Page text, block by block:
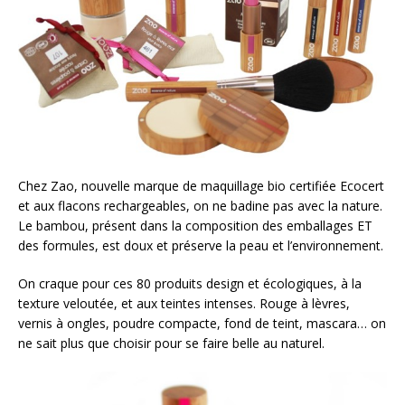
Chez Zao, nouvelle marque de maquillage bio certifiée Ecocert
et aux flacons rechargeables, on ne badine pas avec la nature.
Le bambou, présent dans la composition des emballages ET
des formules, est doux et préserve la peau et l’environnement.
On craque pour ces 80 produits design et écologiques, à la
texture veloutée, et aux teintes intenses. Rouge à lèvres,
vernis à ongles, poudre compacte, fond de teint, mascara… on
ne sait plus que choisir pour se faire belle au naturel.